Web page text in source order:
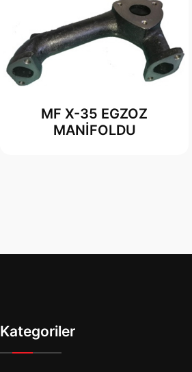
MF X-35 EGZOZ
MANİFOLDU
Kategoriler